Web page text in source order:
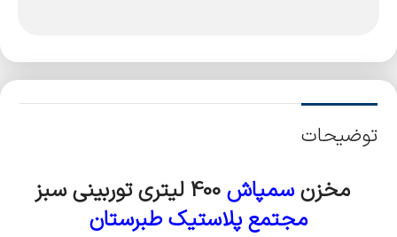
توضیحات
مخزنسمپاش400 لیتری توربینی سبز
مجتمع پلاستیک طبرستان